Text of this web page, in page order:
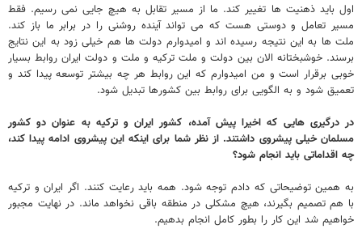
اول باید ذهنیت ها تغییر کند. ما از مسیر تقابل به هیچ جایی نمی رسیم. فقط
مسیر تعامل و دوستی هست که می تواند آینده روشنی را در برابر ما باز کند.
ملت ها به این نتیجه رسیده اند و امیدوارم دولت ها هم خیلی زود به این نتایج
برسند. خوشبختانه الان بین دولت و ملت ترکیه و ملت و دولت ایران روابط بسیار
خوبی برقرار است و من امیدوارم که این روابط هر چه بیشتر توسعه پیدا کند و
تعمیق شود و به الگویی برای روابط بین کشورها تبدیل شود.
در درگیری هایی که اخیرا پیش آمده، کشور ایران و ترکیه به عنوان دو کشور
مسلمان خیلی پیشروی داشتند. از نظر شما برای اینکه این پیشروی ادامه پیدا کند،
چه اقداماتی باید انجام شود؟
به همین توضیحاتی که دادم توجه شود. همه باید رعایت کنند. اگر ایران و ترکیه
با هم تصمیم بگیرند، هیچ مشکلی در منطقه باقی نخواهد ماند. در نهایت مجبور
خواهیم شد این کار را بطور کامل انجام بدهیم.